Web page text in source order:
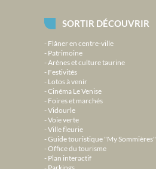
SORTIR DÉCOUVRIR
Flâner en centre-ville
Patrimoine
Arènes et culture taurine
Festivités
Lotos à venir
Cinéma Le Venise
Foires et marchés
Vidourle
Voie verte
Ville fleurie
Guide touristique "My Sommières"
Office du tourisme
Plan interactif
Parkings